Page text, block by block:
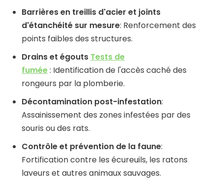
Barrières en treillis d'acier et joints
d'étanchéité sur mesure: Renforcement des
points faibles des structures.
Drains et égouts Tests de
fumée: Identification de l'accès caché des
rongeurs par la plomberie.
Décontamination post-infestation:
Assainissement des zones infestées par des
souris ou des rats.
Contrôle et prévention de la faune:
Fortification contre les écureuils, les ratons
laveurs et autres animaux sauvages.